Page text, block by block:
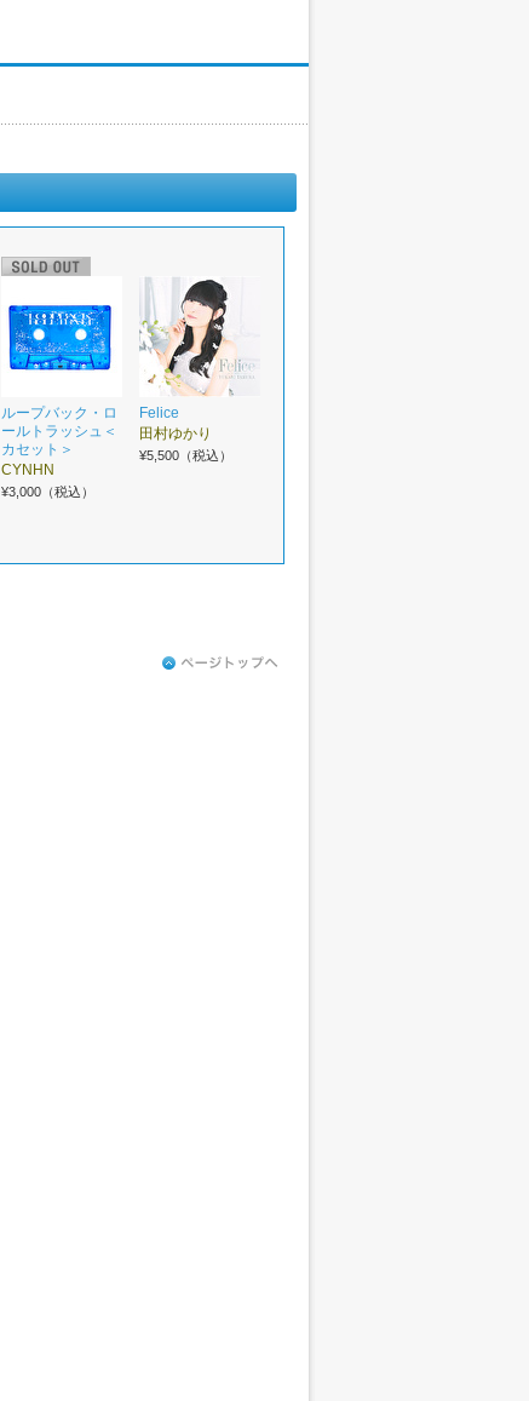
ループバック・ロ
ールトラッシュ＜
カセット＞
CYNHN
¥3,000（税込）
Felice
田村ゆかり
¥5,500（税込）